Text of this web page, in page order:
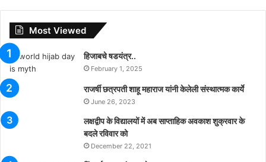
Most Viewed
हिजाबचे षडयंत्र..
February 1, 2025
राजर्षी छत्रपती शाहू महाराज यांनी केलेली संस्थात्मक कार्ये
June 26, 2023
लक्षद्वीप के विद्यालयों में अब साप्ताहिक अवकाश शुक्रवार के
बदले रविवार को
December 22, 2021